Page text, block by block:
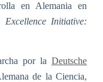
en Alemania en
Excellence Initiative:
por laDeutsche
de la Ciencia,